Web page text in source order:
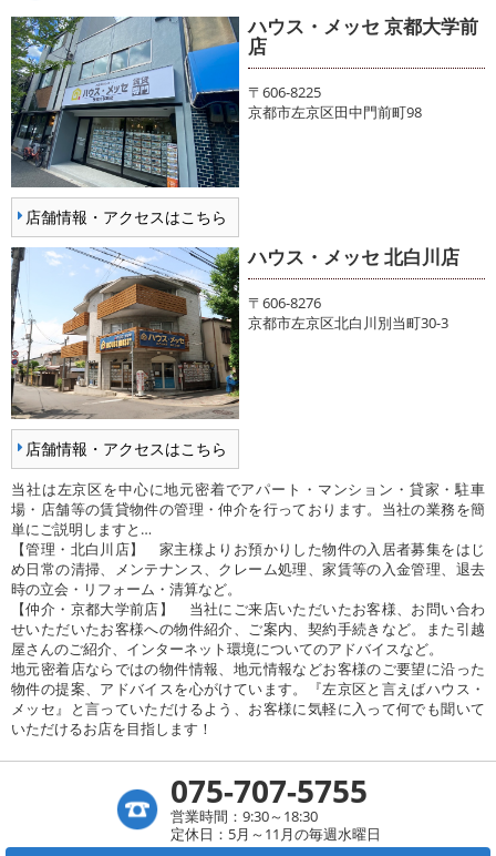
店舗情報・アクセスはこちら
ハウス・メッセ 京都大学前
店
〒606-8225
京都市左京区田中門前町98
店舗情報・アクセスはこちら
ハウス・メッセ 北白川店
〒606-8276
京都市左京区北白川別当町30-3
当社は左京区を中心に地元密着でアパート・マンション・貸家・駐車
場・店舗等の賃貸物件の管理・仲介を行っております。当社の業務を簡
単にご説明しますと…
【管理・北白川店】 家主様よりお預かりした物件の入居者募集をはじ
め日常の清掃、メンテナンス、クレーム処理、家賃等の入金管理、退去
時の立会・リフォーム・清算など。
【仲介・京都大学前店】 当社にご来店いただいたお客様、お問い合わ
せいただいたお客様への物件紹介、ご案内、契約手続きなど。また引越
屋さんのご紹介、インターネット環境についてのアドバイスなど。
地元密着店ならではの物件情報、地元情報などお客様のご要望に沿った
物件の提案、アドバイスを心がけています。『左京区と言えばハウス・
メッセ』と言っていただけるよう、お客様に気軽に入って何でも聞いて
いただけるお店を目指します！
075-707-5755
営業時間：9:30～18:30
定休日：5月～11月の毎週水曜日